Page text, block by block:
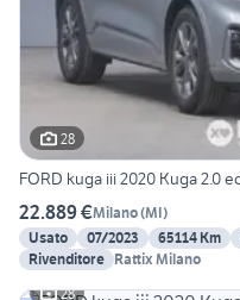
28
FORD kuga iii 2020 Kuga 2.0
22.889 €Milano(MI)
Usato
07/2023 65114 Km
Rivenditore Rattix Milano
28